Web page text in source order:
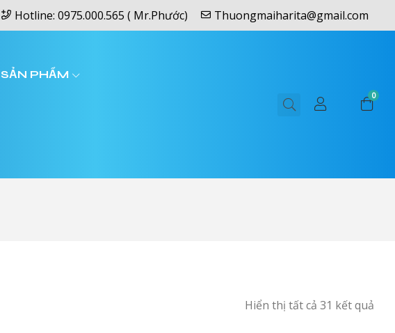
Hotline: 0975.000.565 ( Mr.Phước) Thuongmaiharita@gmail.com
SẢN PHẨM
0
Hiển thị tất cả 31 kết quả